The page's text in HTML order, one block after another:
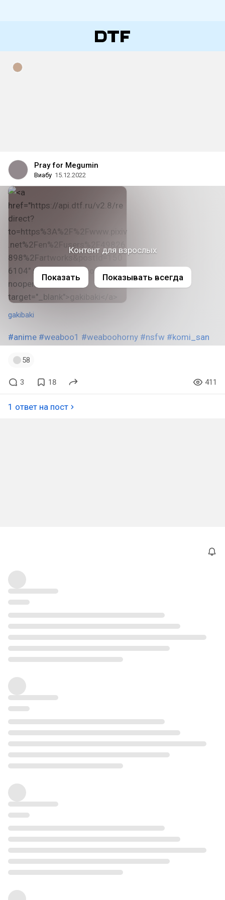
Pray for Megumin
Виабу 15.12.2022
gakibaki
#anime #weaboo1 #weaboohorny #nsfw #komi_san
Контент для взрослых
Показать Показывать всегда
58
3 18 411
1 ответ на пост